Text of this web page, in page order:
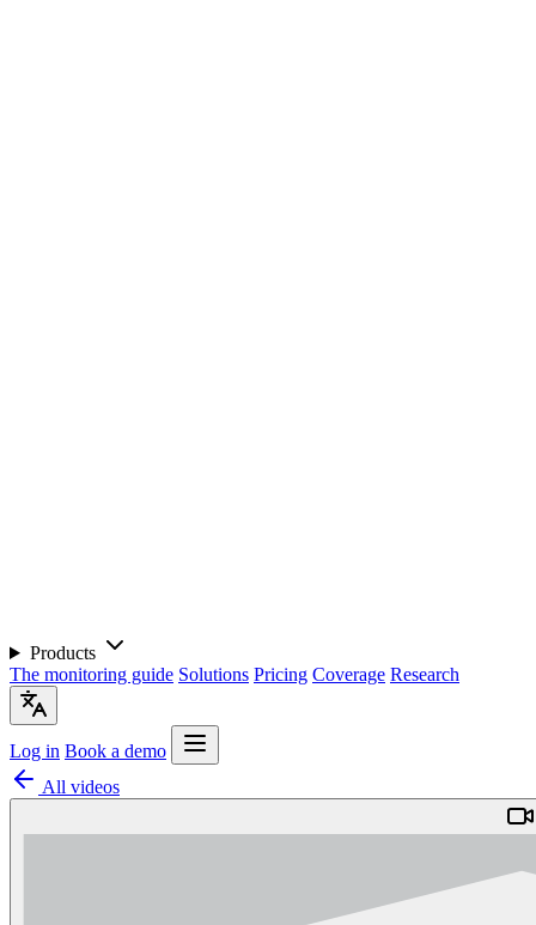
Products
The monitoring guide Solutions Pricing Coverage Research
Log in Book a demo
All videos